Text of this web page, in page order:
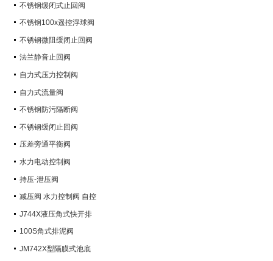
不锈钢缓闭式止回阀
不锈钢100x遥控浮球阀
不锈钢微阻缓闭止回阀
法兰静音止回阀
自力式压力控制阀
自力式流量阀
不锈钢防污隔断阀
不锈钢缓闭止回阀
压差旁通平衡阀
水力电动控制阀
持压-泄压阀
减压阀 水力控制阀 自控
J744X液压角式快开排
100S角式排泥阀
JM742X型隔膜式池底